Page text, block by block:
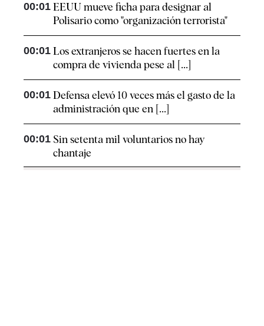
00:01 EEUU mueve ficha para designar al
Polisario como "organización terrorista"
00:01 Los extranjeros se hacen fuertes en la
compra de vivienda pese al [...]
00:01 Defensa elevó 10 veces más el gasto de la
administración que en [...]
00:01 Sin setenta mil voluntarios no hay
chantaje